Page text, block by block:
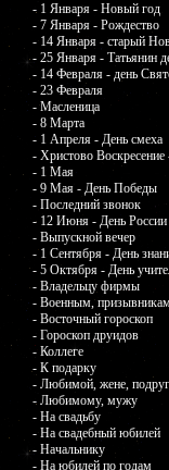
- 1 Января - Новый год
- 7 Января - Рождество
- 14 Января - старый
- 25 Января - Татьянин
- 14 Февраля - день
- 23 Февраля
- Масленица
- 8 Марта
- 1 Апреля - День смеха
- Христово Воскресение
- 1 Мая
- 9 Мая - День Победы
- Последний звонок
- 12 Июня - День России
- Выпускной вечер
- 1 Сентября - День
- 5 Октября - День
- Владельцу фирмы
- Военным,
- Восточный гороскоп
- Гороскоп друидов
- Коллеге
- К подарку
- Любимой, жене,
- Любимому, мужу
- На свадьбу
- На свадебный юбилей
- Начальнику
- На юбилей по годам